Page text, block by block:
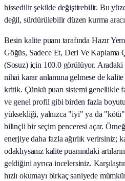
hissedilir şekilde değiştirebilir. Bu
değil, sürdürülebilir düzen kurma
Besin kalite puanı tarafında Hazır
Göğüs, Sadece Et, Deri Ve Kaplama
(Sosuz) için 100.0 görülüyor. Aradaki
nihai karar anlamına gelmese de
kritik. Çünkü puan sistemi genellikle
ve genel profil gibi birden fazla
yüksekliği, yalnızca "iyi" ya da
bilinçli bir seçim penceresi açar.
enerjiye daha fazla ağırlık verirsiniz;
odaklıysanız kalite puanındaki
geldiğini ayrıca incelersiniz.
hızlı okumayı birkaç saniyede